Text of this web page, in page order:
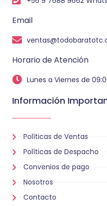
Email
Horario de Atención
Lunes a Viernes de
Información
Políticas de Ventas
Políticas de Despacho
Convenios de pago
Nosotros
Contacto